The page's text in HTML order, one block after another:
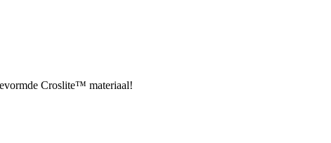
Croslite™ materiaal!